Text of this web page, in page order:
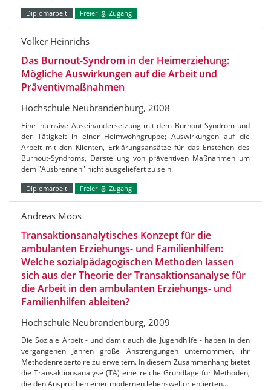
Diplomarbeit Freier Zugang
Volker Heinrichs
Das Burnout-Syndrom in der Heimerziehung:
Mögliche Auswirkungen auf die Arbeit und
Präventivmaßnahmen
Hochschule Neubrandenburg, 2008
Eine intensive Auseinandersetzung mit dem Burnout-Syndrom und
der Tätigkeit in einer Heimwohngruppe; Auswirkungen auf die
Arbeit mit den Klienten, Erklärungsansätze für das Enstehen des
Burnout-Syndroms, Darstellung von präventiven Maßnahmen um
dem "Ausbrennen" nicht ausgeliefert zu sein.
Diplomarbeit Freier Zugang
Andreas Moos
Transaktionsanalytisches Konzept für die
ambulanten Erziehungs- und Familienhilfen:
Welche sozialpädagogischen Methoden lassen
sich aus der Theorie der Transaktionsanalyse für
die Arbeit in den ambulanten Erziehungs- und
Familienhilfen ableiten?
Hochschule Neubrandenburg, 2009
Die Soziale Arbeit - und damit auch die Jugendhilfe - haben in den
vergangenen Jahren große Anstrengungen unternommen, ihr
Methodenrepertoire zu erweitern. In diesem Zusammenhang bietet
die Transaktionsanalyse (TA) eine reiche Grundlage für Methoden,
die den Ansprüchen einer modernen lebensweltorientierten…